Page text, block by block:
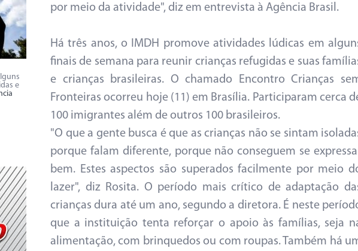
e
por meio da atividade", diz em entrevista à Agência Brasil.
Há três anos, o IMDH promove atividades lúdicas em
finais de semana para reunir crianças refugidas e suas
e crianças brasileiras. O chamado Encontro Crianças
Fronteiras ocorreu hoje (11) em Brasília. Participaram cerca
100 imigrantes além de outros 100 brasileiros.
"O que a gente busca é que as crianças não se sintam
porque falam diferente, porque não conseguem se
bem. Estes aspectos são superados facilmente por meio
lazer", diz Rosita. O período mais crítico de adaptação
crianças dura até um ano, segundo a diretora. É neste
que a instituição tenta reforçar o apoio às famílias, seja
alimentação, com brinquedos ou com roupas. Também há